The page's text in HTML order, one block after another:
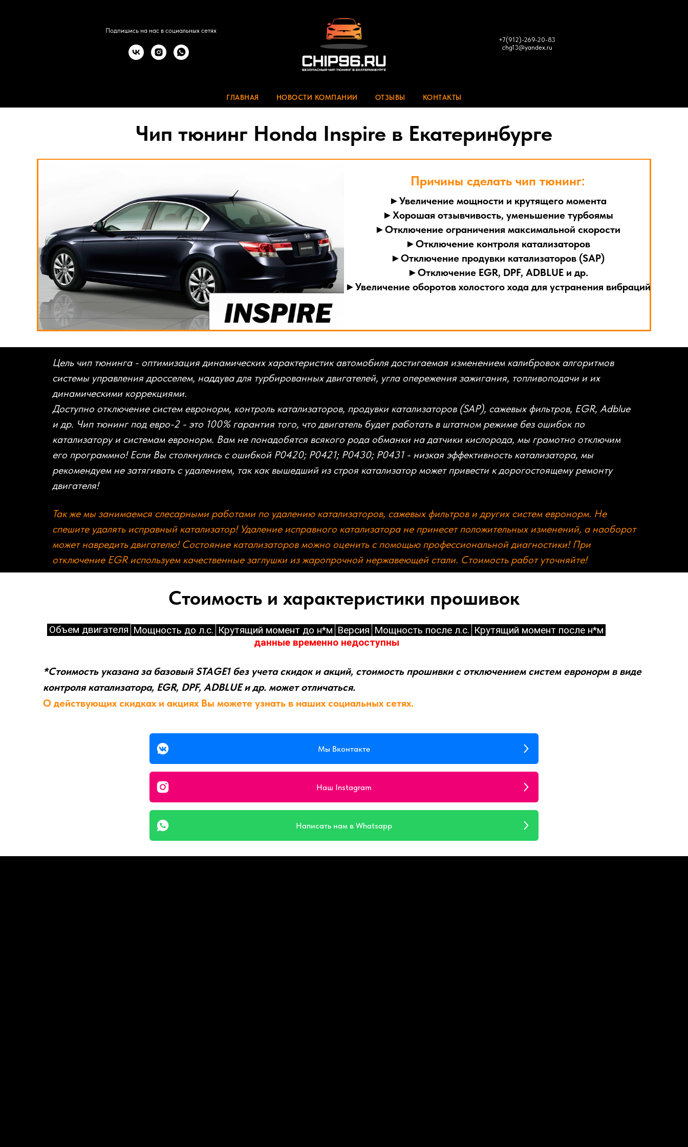
Подпишись на нас в социальных сетях
+7(912)-269-20-83
chg13@yandex.ru
ГЛАВНАЯ НОВОСТИ КОМПАНИИ ОТЗЫВЫ КОНТАКТЫ
Чип тюнинг Honda Inspire в Екатеринбурге
►Увеличение мощности и крутящего момента
►Хорошая отзывчивость, уменьшение турбоямы
►Отключение ограничения максимальной скорости
►Отключение контроля катализаторов
►Отключение продувки катализаторов (SAP)
►Отключение EGR, DPF, ADBLUE и др.
►Увеличение оборотов холостого хода для устранения вибраций
Причины сделать чип тюнинг:
Цель чип тюнинга - оптимизация динамических характеристик автомобиля достигаемая изменением калибровок алгоритмов
системы управления дросселем, наддува для турбированных двигателей, угла опережения зажигания, топливоподачи и их
динамическими коррекциями.
Доступно отключение систем евронорм, контроль катализаторов, продувки катализаторов (SAP), сажевых фильтров, EGR, Adblue
и др. Чип тюнинг под евро-2 - это 100% гарантия того, что двигатель будет работать в штатном режиме без ошибок по
катализатору и системам евронорм. Вам не понадобятся всякого рода обманки на датчики кислорода, мы грамотно отключим
его программно! Если Вы столкнулись с ошибкой P0420; P0421; P0430; P0431 - низкая эффективность катализатора, мы
рекомендуем не затягивать с удалением, так как вышедший из строя катализатор может привести к дорогостоящему ремонту
двигателя!
Так же мы занимаемся слесарными работами по удалению катализаторов, сажевых фильтров и других систем евронорм. Не
спешите удалять исправный катализатор! Удаление исправного катализатора не принесет положительных изменений, а наоборот
может навредить двигателю! Состояние катализаторов можно оценить с помощью профессиональной диагностики! При
отключение EGR используем качественные заглушки из жаропрочной нержавеющей стали. Стоимость работ уточняйте!
Стоимость и характеристики прошивок
Объем двигателя Мощность до л.с. Крутящий момент до н*м Версия Мощность после л.с. Крутящий момент после н*м
данные временно недоступны
*Стоимость указана за базовый STAGE1 без учета скидок и акций, стоимость прошивки с отключением систем евронорм в виде
контроля катализатора, EGR, DPF, ADBLUE и др. может отличаться.
О действующих скидках и акциях Вы можете узнать в наших социальных сетях.
Мы Вконтакте
Наш Instagram
Написать нам в Whatsapp